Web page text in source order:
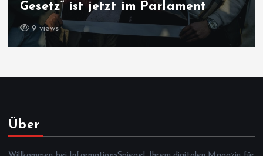
Gesetz“ ist jetzt im Parlament
9 views
Über